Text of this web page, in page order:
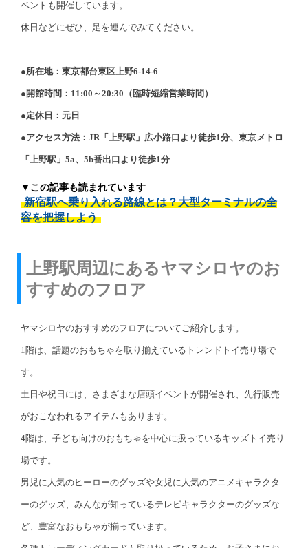
ベントも開催しています。
休日などにぜひ、足を運んでみてください。
●所在地：東京都台東区上野6-14-6
●開館時間：11:00～20:30（臨時短縮営業時間）
●定休日：元日
●アクセス方法：JR「上野駅」広小路口より徒歩1分、東京メトロ
「上野駅」5a、5b番出口より徒歩1分
▼この記事も読まれています
新宿駅へ乗り入れる路線とは？大型ターミナルの全
容を把握しよう
上野駅周辺にあるヤマシロヤのお
すすめのフロア
ヤマシロヤのおすすめのフロアについてご紹介します。
1階は、話題のおもちゃを取り揃えているトレンドトイ売り場で
す。
土日や祝日には、さまざまな店頭イベントが開催され、先行販売
がおこなわれるアイテムもあります。
4階は、子ども向けのおもちゃを中心に扱っているキッズトイ売り
場です。
男児に人気のヒーローのグッズや女児に人気のアニメキャラクタ
ーのグッズ、みんなが知っているテレビキャラクターのグッズな
ど、豊富なおもちゃが揃っています。